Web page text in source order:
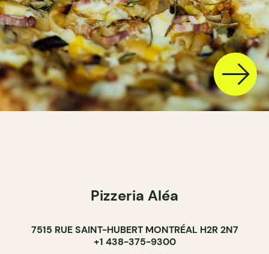
Pizzeria Aléa
7515 RUE SAINT-HUBERT MONTRÉAL H2R 2N7
+1 438-375-9300